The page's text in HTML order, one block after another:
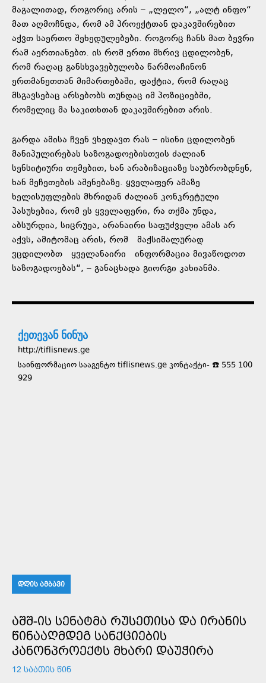
მაგალითად, როგორიც არის – „ლელო“, „ალტ ინფო“
მათ აღმოჩნდა, რომ ამ პროექტთან დაკავშირებით
აქვთ საერთო შეხედულებები. როგორც ჩანს მათ ბევრი
რამ აერთიანებთ. ის რომ ერთი მხრივ ცდილობენ,
რომ რაღაც განსხვავებულობა წარმოაჩინონ
ერთმანეთთან მიმართებაში, ფაქტია, რომ რაღაც
მსგავსებაც არსებობს თუნდაც იმ პოზიციებში,
რომელიც მა საკითხთან დაკავშირებით არის.
გარდა ამისა ჩვენ ვხედავთ რას – ისინი ცდილობენ
მანიპულირებას საზოგადოებისთვის ძალიან
სენსიტიური თემებით, ხან არაბიზაციაზე საუბრობდნენ,
ხან მეჩეთების აშენებაზე. ყველაფერ ამაზე
ხელისუფლების მხრიდან ძალიან კონკრეტული
პასუხებია, რომ ეს ყველაფერი, რა თქმა უნდა,
აბსურდია, სიცრუეა, არანაირი საფუძველი ამას არ
აქვს, ამიტომაც არის, რომ მაქსიმალურად
ვცდილობთ ყველანაირი ინფორმაცია მივაწოდოთ
საზოგადოებას“, – განაცხადა გიორგი კახიანმა.
ქეთევან ნინუა
http://tiflisnews.ge
საინფორმაციო სააგენტო tiflisnews.ge კონტაქტი- ☎️ 555 100
929
ᲓᲦᲘᲡ ᲐᲛᲑᲐᲕᲘ
ᲐᲨᲨ-ᲘᲡ ᲡᲔᲜᲐᲢᲛᲐ ᲠᲣᲡᲔᲗᲘᲡᲐ ᲓᲐ ᲘᲠᲐᲜᲘᲡ
ᲬᲘᲜᲐᲐᲦᲛᲓᲔᲒ ᲡᲐᲜᲥᲪᲘᲔᲑᲘᲡ
ᲙᲐᲜᲝᲜᲞᲠᲝᲔᲥᲢᲡ ᲛᲮᲐᲠᲘ ᲓᲐᲣᲭᲘᲠᲐ
12 ᲡᲐᲐᲗᲘᲡ ᲬᲘᲜ